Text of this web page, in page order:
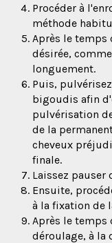
Procéder à
méthode
Après le temps
désirée,
longuement.
Puis,
bigoudis afin
pulvérisation
de la
cheveux
finale.
Laissez
Ensuite,
à la fixation de
Après le temps
déroulage, à la